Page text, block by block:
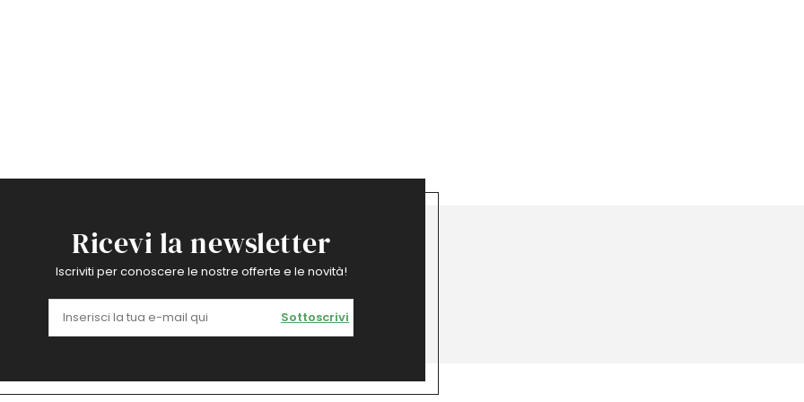
Ricevi la newsletter
Iscriviti per conoscere le nostre offerte e le novità!
Sottoscrivi